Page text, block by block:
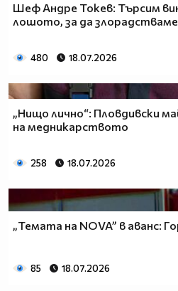
Шеф Андре Токев: Търсим
лошото, за да
480 18.07.2026
„Нищо лично“: Пловдивски
на медникарството
258 18.07.2026
„Темата на NOVA” в аванс:
85 18.07.2026